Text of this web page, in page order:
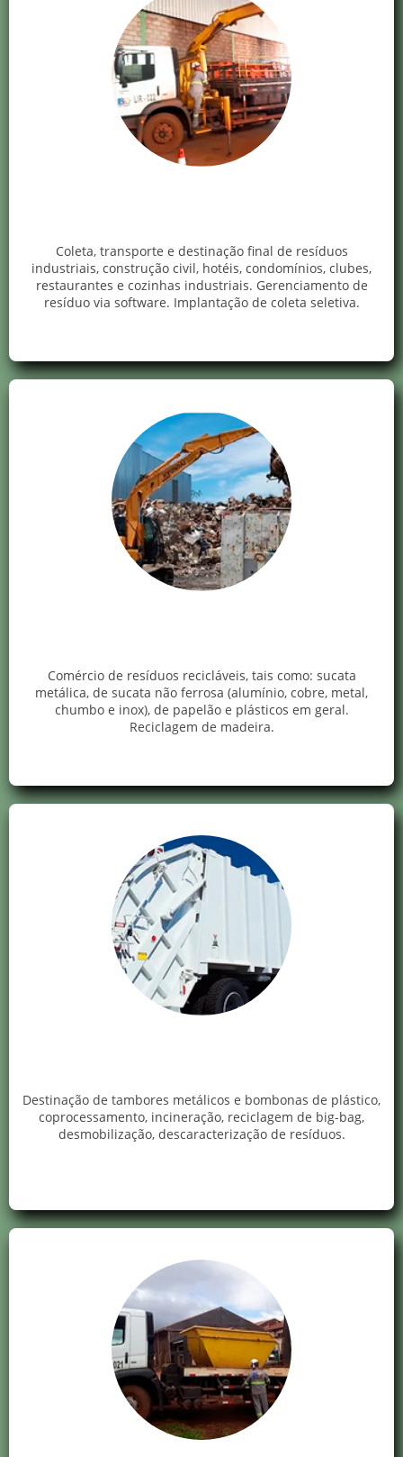
Coleta, transporte e destinação final de resíduos
industriais, construção civil, hotéis, condomínios, clubes,
restaurantes e cozinhas industriais. Gerenciamento de
resíduo via software. Implantação de coleta seletiva.
Comércio de resíduos recicláveis, tais como: sucata
metálica, de sucata não ferrosa (alumínio, cobre, metal,
chumbo e inox), de papelão e plásticos em geral.
Reciclagem de madeira.
Destinação de tambores metálicos e bombonas de plástico,
coprocessamento, incineração, reciclagem de big-bag,
desmobilização, descaracterização de resíduos.